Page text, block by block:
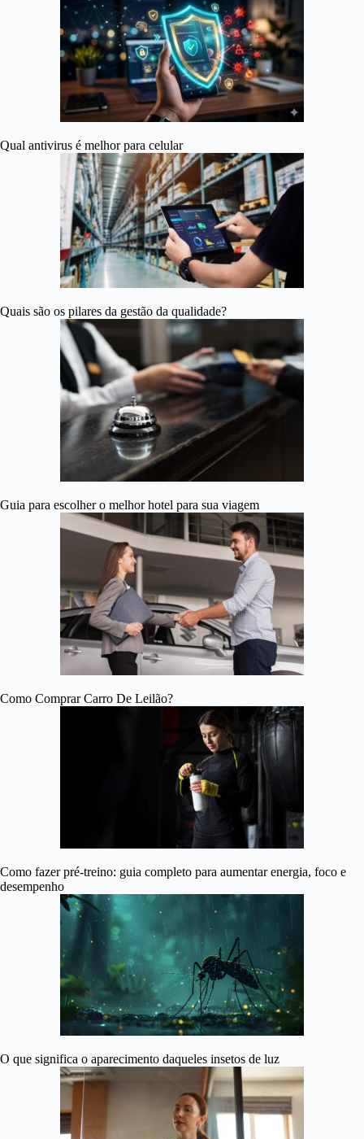
Qual antivirus é melhor para celular
Quais são os pilares da gestão da qualidade?
Guia para escolher o melhor hotel para sua viagem
Como Comprar Carro De Leilão?
Como fazer pré-treino: guia completo para aumentar energia, foco e
desempenho
O que significa o aparecimento daqueles insetos de luz